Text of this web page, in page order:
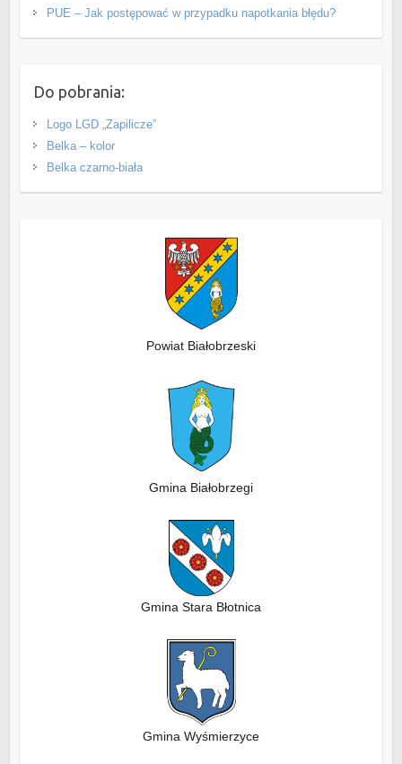
PUE – Jak postępować w przypadku napotkania błędu?
Do pobrania:
Logo LGD „Zapilicze”
Belka – kolor
Belka czarno-biała
Powiat Białobrzeski
Gmina Białobrzegi
Gmina Stara Błotnica
Gmina Wyśmierzyce